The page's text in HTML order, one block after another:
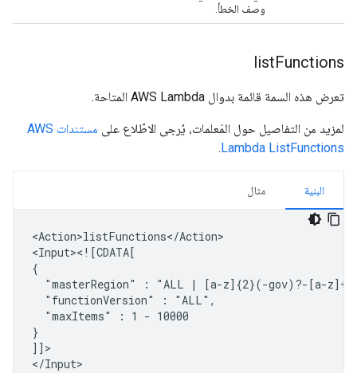
وصف الخطأ.
listFunctions
تعرض هذه السمة قائمة بدوال AWS Lambda المتاحة.
لمزيد من التفاصيل حول المَعلمات، يُرجى الاطّلاع على
مستندات AWS
Lambda ListFunctions
.
البنية مثال
<Action>listFunctions</Action>
<Input><![CDATA[
"masterRegion"
: "ALL
|
"functionVersion"
:
"maxItems"
: 1 - 10000
}
]]>
</Input>